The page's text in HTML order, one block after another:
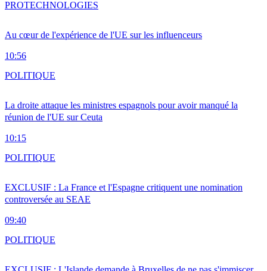
Au cœur de l'expérience de l'UE sur les influenceurs
10:56
PROTECHNOLOGIES
La droite attaque les ministres espagnols pour avoir manqué la
réunion de l'UE sur Ceuta
10:15
POLITIQUE
EXCLUSIF : La France et l'Espagne critiquent une nomination
controversée au SEAE
09:40
POLITIQUE
POLITIQUE